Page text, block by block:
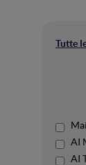
Tutte
AI
AI